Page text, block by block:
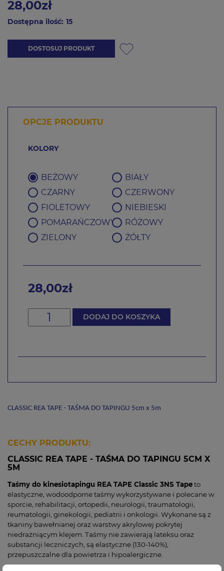
28,00zł
Dostępna ilość: 15
DOSTOSUJ PRODUKT
OPCJE PRODUKTU
KOLORY
BEŻOWY
BIAŁY
CZARNY
CZERWONY
FIOLETOWY
NIEBIESKI
POMARAŃCZOWY
RÓŻOWY
ZIELONY
ŻÓŁTY
28,00zł
DODAJ DO KOSZYKA
CLASSIC REA TAPE - TAŚMA DO TAPINGU 5cm x 5m
CECHY PRODUKTU:
CLASSIC REA TAPE - TAŚMA DO TAPINGU 5CM X
5M
Taśmy do kinesiotapingu REA TAPE Classic 3NS Tapeto
elastyczne, wodoodporne taśmy wykorzystywane i polecane w
sporcie, rehabilitacji, ortopedii, neurologii, traumatologii,
reumatologii, ginekologii, pediatrii i onkologii. Wykonane są z
tkaniny bawełnianej oraz warstwy akrylowej pokrytej
niedrażniącym klejem. Taśmy nie zawierają lateksu oraz
substancji leczniczych, są elastyczne (130-140%),
przepuszczalne dla powietrza i hipoalergiczne.